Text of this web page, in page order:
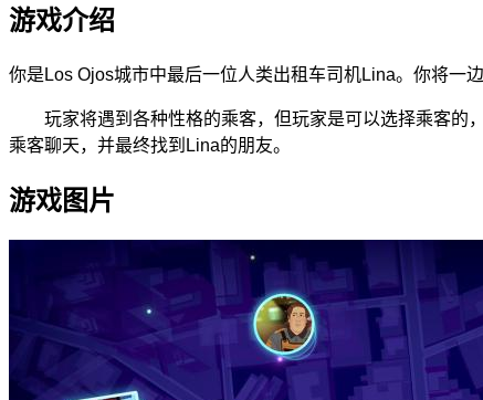
游戏介绍
你是Los Ojos城市中最后一位人类出租车司机Lina。你将
玩家将遇到各种性格的乘客，但玩家是可以选择乘客的，
乘客聊天，并最终找到Lina的朋友。
游戏图片